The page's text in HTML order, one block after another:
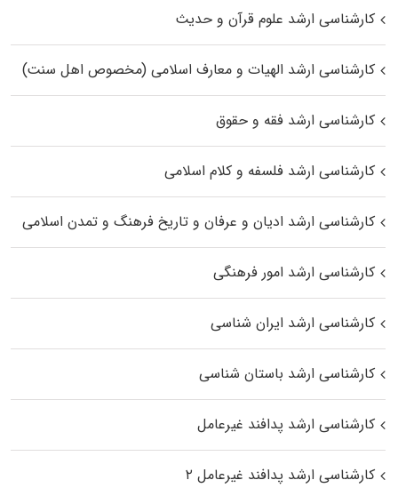
کارشناسی ارشد علوم قرآن و حدیث
کارشناسی ارشد الهیات و معارف اسلامی (مخصوص اهل سنت)
کارشناسی ارشد فقه و حقوق
کارشناسی ارشد فلسفه و کلام اسلامی
کارشناسی ارشد ادیان و عرفان و تاریخ فرهنگ و تمدن اسلامی
کارشناسی ارشد امور فرهنگی
کارشناسی ارشد ایران شناسی
کارشناسی ارشد باستان شناسی
کارشناسی ارشد پدافند غیرعامل
کارشناسی ارشد پدافند غیرعامل ۲